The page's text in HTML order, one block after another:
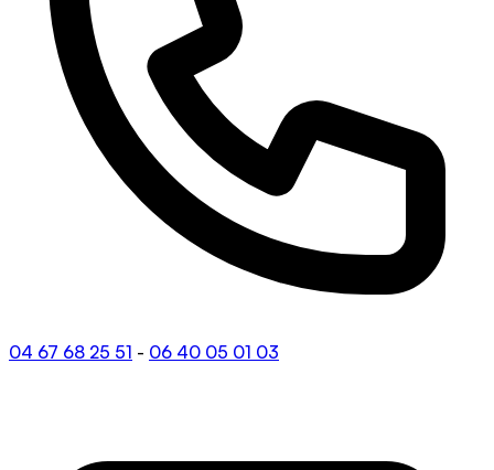
04 67 68 25 51 - 06 40 05 01 03